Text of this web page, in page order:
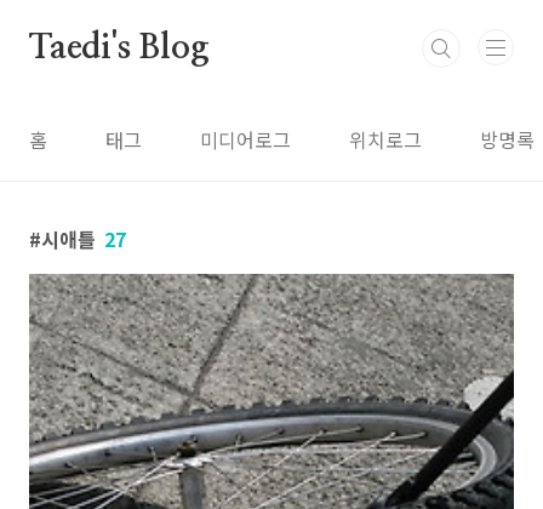
Taedi's Blog
홈 태그 미디어로그 위치로그 방명록
시애틀 27